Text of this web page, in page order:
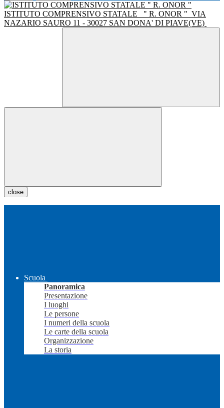
ISTITUTO COMPRENSIVO STATALE " R. ONOR " VIA
NAZARIO SAURO 11 - 30027 SAN DONA' DI PIAVE(VE)
close
Scuola
Panoramica
Presentazione
I luoghi
Le persone
I numeri della scuola
Le carte della scuola
Organizzazione
La storia